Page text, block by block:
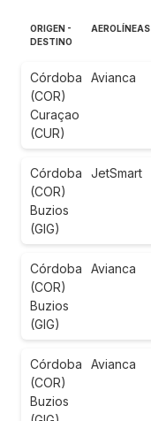
ORIGEN -
DESTINO
AEROLÍNEAS
Córdoba
(COR)
Curaçao
(CUR)
Avianca
Córdoba
(COR)
Buzios
(GIG)
JetSmart
Córdoba
(COR)
Buzios
(GIG)
Avianca
Córdoba
(COR)
Buzios
Avianca